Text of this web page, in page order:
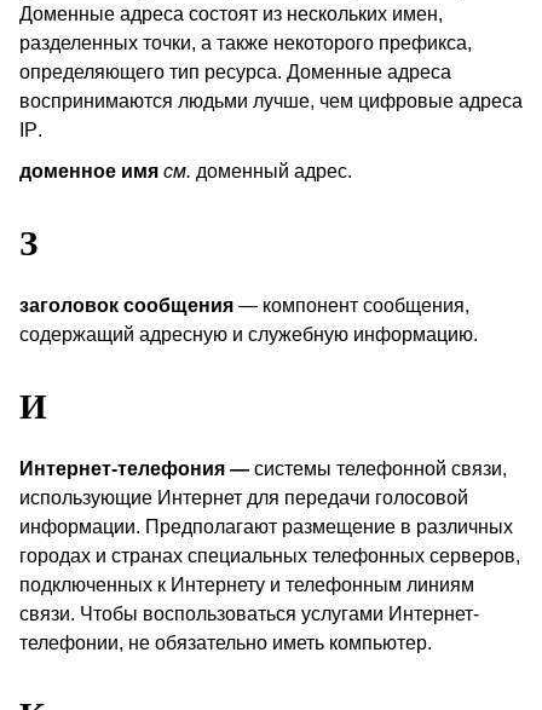
Доменные адреса состоят из нескольких имен,
разделенных точки, а также некоторого префикса,
определяющего тип ресурса. Доменные адреса
воспринимаются людьми лучше, чем цифровые адреса
IP.
доменное имя см. доменный адрес.
З
заголовок сообщения — компонент сообщения,
содержащий адресную и служебную информацию.
И
Интернет-телефония — системы телефонной связи,
использующие Интернет для передачи голосовой
информации. Предполагают размещение в различных
городах и странах специальных телефонных серверов,
подключенных к Интернету и телефонным линиям
связи. Чтобы воспользоваться услугами Интернет-
телефонии, не обязательно иметь компьютер.